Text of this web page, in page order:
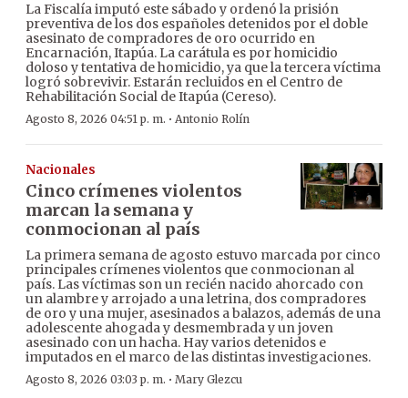
La Fiscalía imputó este sábado y ordenó la prisión
preventiva de los dos españoles detenidos por el doble
asesinato de compradores de oro ocurrido en
Encarnación, Itapúa. La carátula es por homicidio
doloso y tentativa de homicidio, ya que la tercera víctima
logró sobrevivir. Estarán recluidos en el Centro de
Rehabilitación Social de Itapúa (Cereso).
Agosto 8, 2026 04:51 p. m. · Antonio Rolín
Nacionales
Cinco crímenes violentos
marcan la semana y
conmocionan al país
La primera semana de agosto estuvo marcada por cinco
principales crímenes violentos que conmocionan al
país. Las víctimas son un recién nacido ahorcado con
un alambre y arrojado a una letrina, dos compradores
de oro y una mujer, asesinados a balazos, además de una
adolescente ahogada y desmembrada y un joven
asesinado con un hacha. Hay varios detenidos e
imputados en el marco de las distintas investigaciones.
Agosto 8, 2026 03:03 p. m. · Mary Glezcu